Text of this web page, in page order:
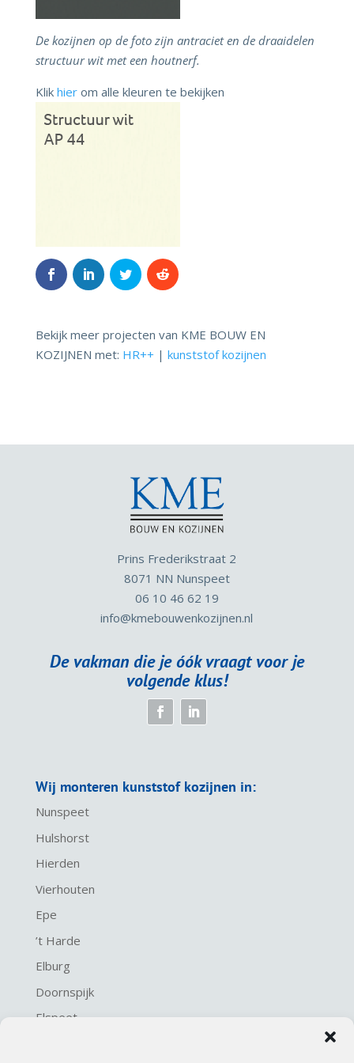
De kozijnen op de foto zijn antraciet en de draaidelen
structuur wit met een houtnerf.
Klik hier om alle kleuren te bekijken
Bekijk meer projecten van KME BOUW EN
KOZIJNEN met: HR++ | kunststof kozijnen
Prins Frederikstraat 2
8071 NN Nunspeet
06 10 46 62 19
info@kmebouwenkozijnen.nl
De vakman die je óók vraagt voor je
volgende klus!
Wij monteren kunststof kozijnen in:
Nunspeet
Hulshorst
Hierden
Vierhouten
Epe
’t Harde
Elburg
Doornspijk
Elspeet